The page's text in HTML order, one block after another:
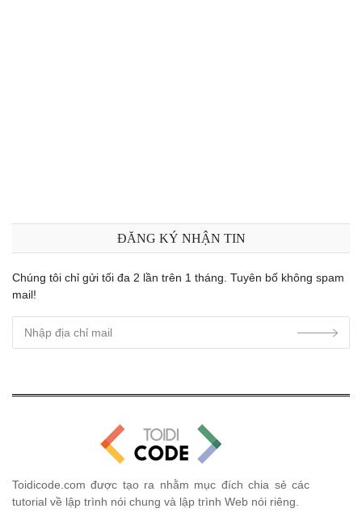
ĐĂNG KÝ NHẬN TIN
Chúng tôi chỉ gửi tối đa 2 lần trên 1 tháng. Tuyên bố không spam
mail!
Toidicode.com được tạo ra nhằm mục đích chia sẻ các
tutorial về lập trình nói chung và lập trình Web nói riêng.